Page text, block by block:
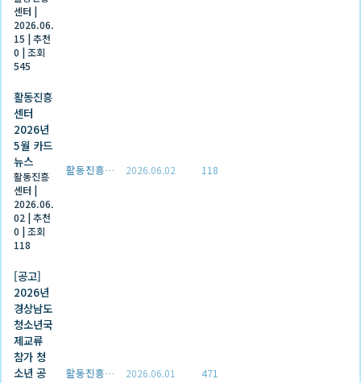
센터 |
2026.06.
15 |추천
0 |조회
545
활동진흥
센터
2026년
5월 카드
뉴스
활동진흥
센터 |
2026.06.
02 |추천
0 |조회
118
활동진흥센터 2026.06.02 118
[공고]
2026년
경상남도
청소년국
제교류
참가 청
소년 공
활동진흥센터 2026.06.01 471